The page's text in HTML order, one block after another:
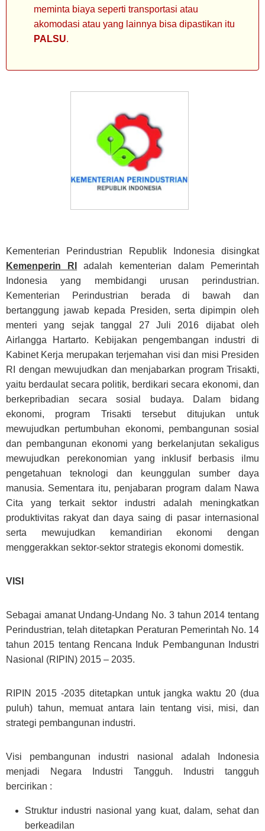
meminta biaya seperti transportasi atau
akomodasi atau yang lainnya bisa dipastikan itu
PALSU.
Kementerian Perindustrian Republik Indonesia disingkat
Kemenperin RI
adalah kementerian dalam Pemerintah
Indonesia yang membidangi urusan perindustrian.
Kementerian Perindustrian berada di bawah dan
bertanggung jawab kepada Presiden, serta dipimpin oleh
menteri yang sejak tanggal 27 Juli 2016 dijabat oleh
Airlangga Hartarto. Kebijakan pengembangan industri di
Kabinet Kerja merupakan terjemahan visi dan misi Presiden
RI dengan mewujudkan dan menjabarkan program Trisakti,
yaitu berdaulat secara politik, berdikari secara ekonomi, dan
berkepribadian secara sosial budaya. Dalam bidang
ekonomi, program Trisakti tersebut ditujukan untuk
mewujudkan pertumbuhan ekonomi, pembangunan sosial
dan pembangunan ekonomi yang berkelanjutan sekaligus
mewujudkan perekonomian yang inklusif berbasis ilmu
pengetahuan teknologi dan keunggulan sumber daya
manusia. Sementara itu, penjabaran program dalam Nawa
Cita yang terkait sektor industri adalah meningkatkan
produktivitas rakyat dan daya saing di pasar internasional
serta mewujudkan kemandirian ekonomi dengan
menggerakkan sektor-sektor strategis ekonomi domestik.
VISI
Sebagai amanat Undang-Undang No. 3 tahun 2014 tentang
Perindustrian, telah ditetapkan Peraturan Pemerintah No. 14
tahun 2015 tentang Rencana Induk Pembangunan Industri
Nasional (RIPIN) 2015 – 2035.
RIPIN 2015 -2035 ditetapkan untuk jangka waktu 20 (dua
puluh) tahun, memuat antara lain tentang visi, misi, dan
strategi pembangunan industri.
Visi pembangunan industri nasional adalah Indonesia
menjadi Negara Industri Tangguh. Industri tangguh
bercirikan :
Struktur industri nasional yang kuat, dalam, sehat dan
berkeadilan